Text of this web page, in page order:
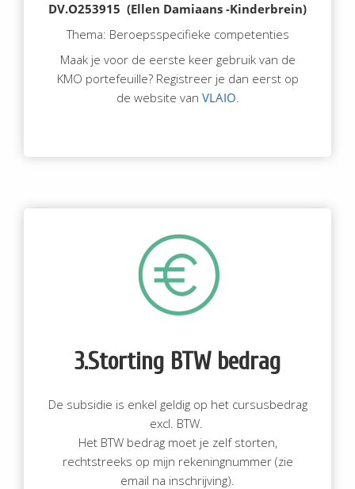
DV.O253915 (Ellen Damiaans -Kinderbrein)
Thema: Beroepsspecifieke competenties
Maak je voor de eerste keer gebruik van de
KMO portefeuille? Registreer je dan eerst op
de website van VLAIO.
3.Storting BTW bedrag
De subsidie is enkel geldig op het cursusbedrag
excl. BTW.
Het BTW bedrag moet je zelf storten,
rechtstreeks op mijn rekeningnummer (zie
email na inschrijving).